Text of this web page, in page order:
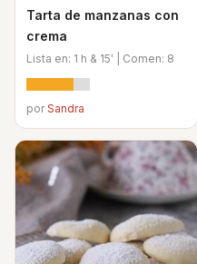
Tarta de manzanas con
crema
Lista en: 1 h & 15' | Comen: 8
porSandra